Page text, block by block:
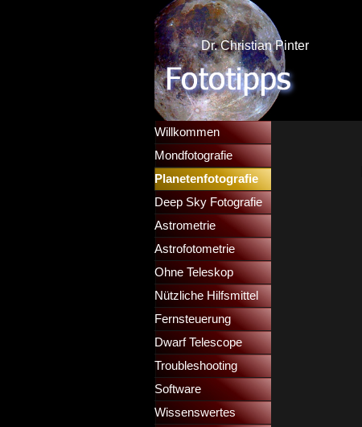
Dr. Christian Pinter
Menü überspringen
Willkommen
Mondfotografie
Planetenfotografie
Deep Sky Fotografie
Astrometrie
Astrofotometrie
Ohne Teleskop
Nützliche Hilfsmittel
Fernsteuerung
Dwarf Telescope
Troubleshooting
Software
Wissenswertes